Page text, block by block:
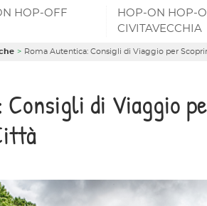
HOP-OFF
HOP-ON HOP-
CIVITAVECCHIA
Roma Autentica: Consigli di Viaggio per
Consigli di Viaggio